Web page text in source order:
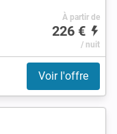
À partir de
226 €
/ nuit
Voir l'offre